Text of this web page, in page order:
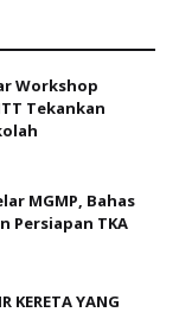
Workshop
Tekankan
MGMP, Bahas
Persiapan TKA
KERETA YANG